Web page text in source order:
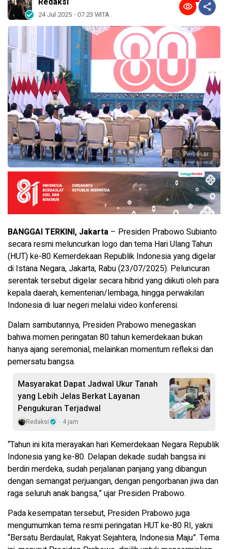
24 Jul 2025 - 07:23 WITA
Perbesar
BANGGAI TERKINI, Jakarta – Presiden Prabowo Subianto
secara resmi meluncurkan logo dan tema Hari Ulang Tahun
(HUT) ke-80 Kemerdekaan Republik Indonesia yang digelar
di Istana Negara, Jakarta, Rabu (23/07/2025). Peluncuran
serentak tersebut digelar secara hibrid yang diikuti oleh para
kepala daerah, kementerian/lembaga, hingga perwakilan
Indonesia di luar negeri melalui video konferensi.
Dalam sambutannya, Presiden Prabowo menegaskan
bahwa momen peringatan 80 tahun kemerdekaan bukan
hanya ajang seremonial, melainkan momentum refleksi dan
pemersatu bangsa.
Masyarakat Dapat Jadwal Ukur Tanah
yang Lebih Jelas Berkat Layanan
Pengukuran Terjadwal
Redaksi 4 jam
“Tahun ini kita merayakan hari Kemerdekaan Negara Republik
Indonesia yang ke-80. Delapan dekade sudah bangsa ini
berdiri merdeka, sudah perjalanan panjang yang dibangun
dengan semangat perjuangan, dengan pengorbanan jiwa dan
raga seluruh anak bangsa,” ujar Presiden Prabowo.
Pada kesempatan tersebut, Presiden Prabowo juga
mengumumkan tema resmi peringatan HUT ke-80 RI, yakni
“Bersatu Berdaulat, Rakyat Sejahtera, Indonesia Maju”. Tema